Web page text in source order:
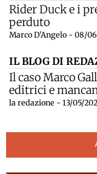
Rider Duck e i
perduto
Marco D'Angelo - 08/
IL BLOG DI
Il caso Marco
editrici e
la redazione - 13/05/